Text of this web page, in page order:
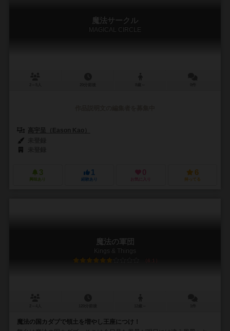
魔法サークル
MAGICAL CIRCLE
高宇呈（Eason Kao）
3
興味あり
1
経験あり
0
お気に入り
6
持ってる
魔法の軍団
Kings & Things
6.1
魔法の国カダブで領土を増やし王座につけ！